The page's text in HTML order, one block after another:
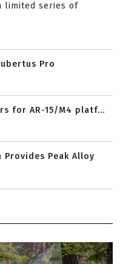
limited series of
Pro
for AR-15/M4 platf...
Provides Peak Alloy